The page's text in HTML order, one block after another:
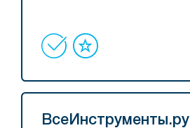
ВсеИнструменты.ру